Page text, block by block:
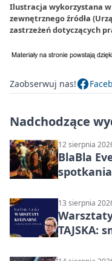
Ilustracja wykorzystana
zewnętrznego źródła
zastrzeżeń dotyczących
Zaobserwuj nas!
Nadchodzące
12 sierpnia
BlaBla
13 sierpnia
TAJSKA: